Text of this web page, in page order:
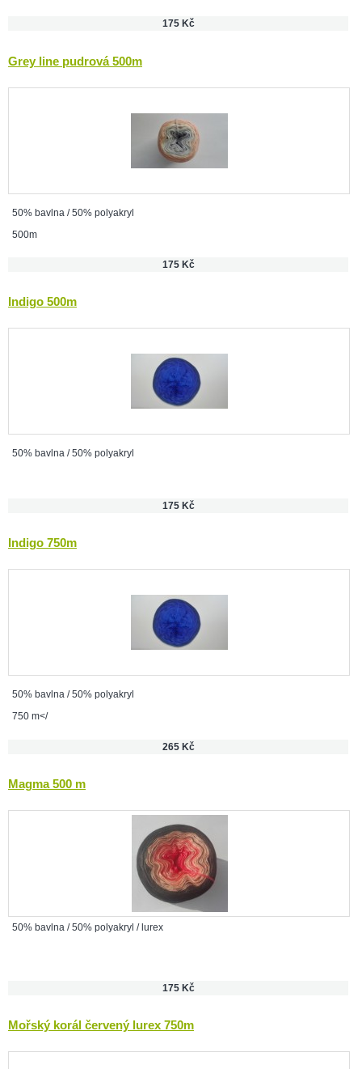
175 Kč
Grey line pudrová 500m
50% bavlna / 50% polyakryl
500m
175 Kč
Indigo 500m
50% bavlna / 50% polyakryl
175 Kč
Indigo 750m
50% bavlna / 50% polyakryl
750 m</
265 Kč
Magma 500 m
50% bavlna / 50% polyakryl / lurex
175 Kč
Mořský korál červený lurex 750m